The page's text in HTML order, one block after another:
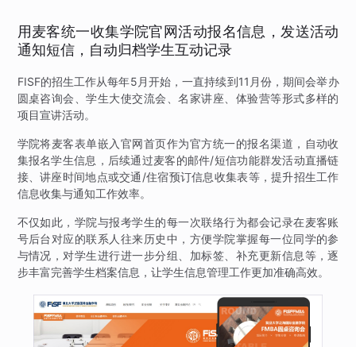
用麦客统一收集学院官网活动报名信息，发送活动
通知短信，自动归档学生互动记录
FISF的招生工作从每年5月开始，一直持续到11月份，期间会举办
圆桌咨询会、学生大使交流会、名家讲座、体验营等形式多样的
项目宣讲活动。
学院将麦客表单嵌入官网首页作为官方统一的报名渠道，自动收
集报名学生信息，后续通过麦客的邮件/短信功能群发活动直播链
接、讲座时间地点或交通/住宿预订信息收集表等，提升招生工作
信息收集与通知工作效率。
不仅如此，学院与报考学生的每一次联络行为都会记录在麦客账
号后台对应的联系人往来历史中，方便学院掌握每一位同学的参
与情况，对学生进行进一步分组、加标签、补充更新信息等，逐
步丰富完善学生档案信息，让学生信息管理工作更加准确高效。